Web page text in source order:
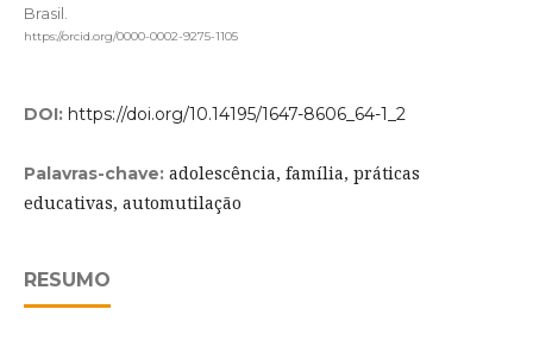
Brasil.
https://orcid.org/0000-0002-9275-1105
DOI: https://doi.org/10.14195/1647-8606_64-1_2
Palavras-chave: adolescência, família, práticas
educativas, automutilação
RESUMO